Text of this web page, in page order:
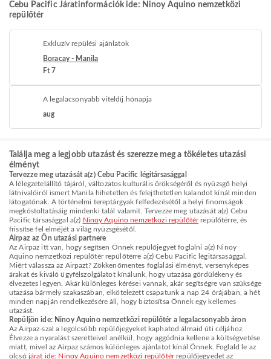
Cebu Pacific Járatinformációk ide: Ninoy Aquino nemzetközi
repülőtér
Exkluzív repülési ajánlatok
Boracay - Manila
Ft 7
A legalacsonyabb viteldíj hónapja
aug
Találja meg a legjobb utazást és szerezze meg a tökéletes utazási
élményt
Tervezze meg utazását a(z) Cebu Pacific légitársasággal
A lélegzetelállító tájáról, változatos kulturális örökségéről és nyüzsgő helyi
látnivalóiról ismert Manila hihetetlen és felejthetetlen kalandot kínál minden
látogatónak. A történelmi tereptárgyak felfedezésétől a helyi finomságok
megkóstoltatásáig mindenki talál valamit. Tervezze meg utazását a(z) Cebu
Pacific társasággal a(z) Ninoy Aquino nemzetközi repülőtérrepülőtérre, és
frissítse fel elméjét a világ nyüzsgésétől.
Airpaz az Ön utazási partnere
Az Airpaz itt van, hogy segítsen Önnek repülőjegyet foglalni a(z) Ninoy
Aquino nemzetközi repülőtér repülőtérre a(z) Cebu Pacific légitársasággal.
Miért válassza az Airpazt? Zökkenőmentes foglalási élményt, versenyképes
árakat és kiváló ügyfélszolgálatot kínálunk, hogy utazása gördülékeny és
élvezetes legyen. Akár különleges kérései vannak, akár segítségre van szüksége
utazása bármely szakaszában, elkötelezett csapatunk a nap 24 órájában, a hét
minden napján rendelkezésére áll, hogy biztosítsa Önnek egy kellemes
utazást.
Repüljön ide: Ninoy Aquino nemzetközi repülőtér a legalacsonyabb áron
Az Airpaz-szal a legolcsóbb repülőjegyeket kaphatod álmaid úti céljához.
Élvezze a nyaralást szeretteivel anélkül, hogy aggódnia kellene a költségvetése
miatt, mivel az Airpaz számos különleges ajánlatot kínál Önnek. Foglald le az
olcsó járat ide: Ninoy Aquino nemzetközi repülőtérrepülőjegyedet az